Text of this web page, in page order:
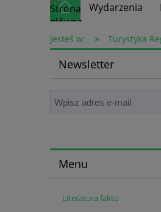
Wydarzenia
Skup książek
Jesteś w: » Turystyka
Newsletter
Menu
Literatura faktu